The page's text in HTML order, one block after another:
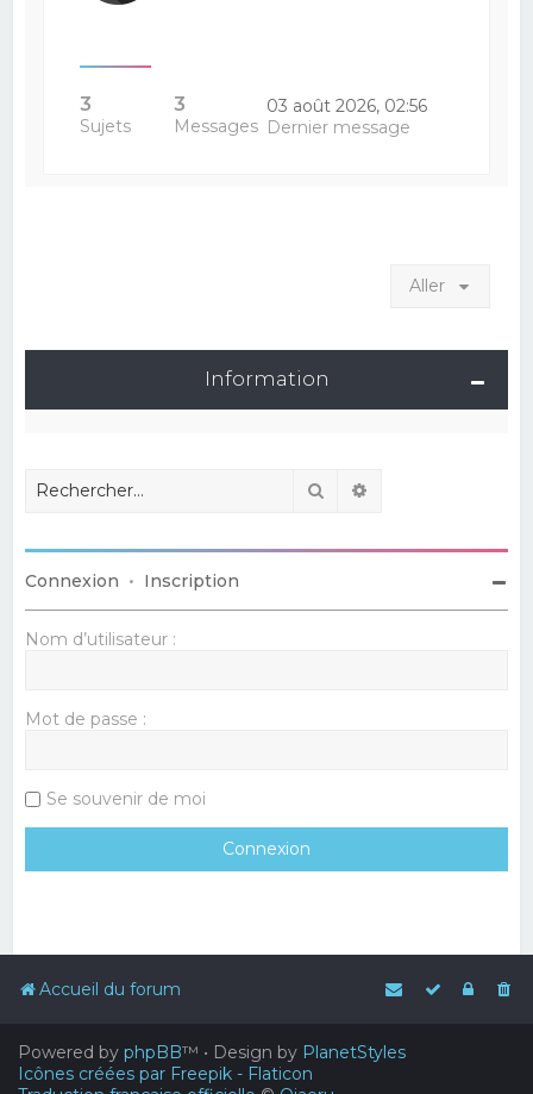
3
Sujets
3
Messages
03 août 2026, 02:56
Dernier message
Aller
Information
Rechercher
Connexion • Inscription
Nom d’utilisateur :
Mot de passe :
Se souvenir de moi
Accueil du forum
Powered by phpBB™ • Design by PlanetStyles
Icônes créées par Freepik - Flaticon